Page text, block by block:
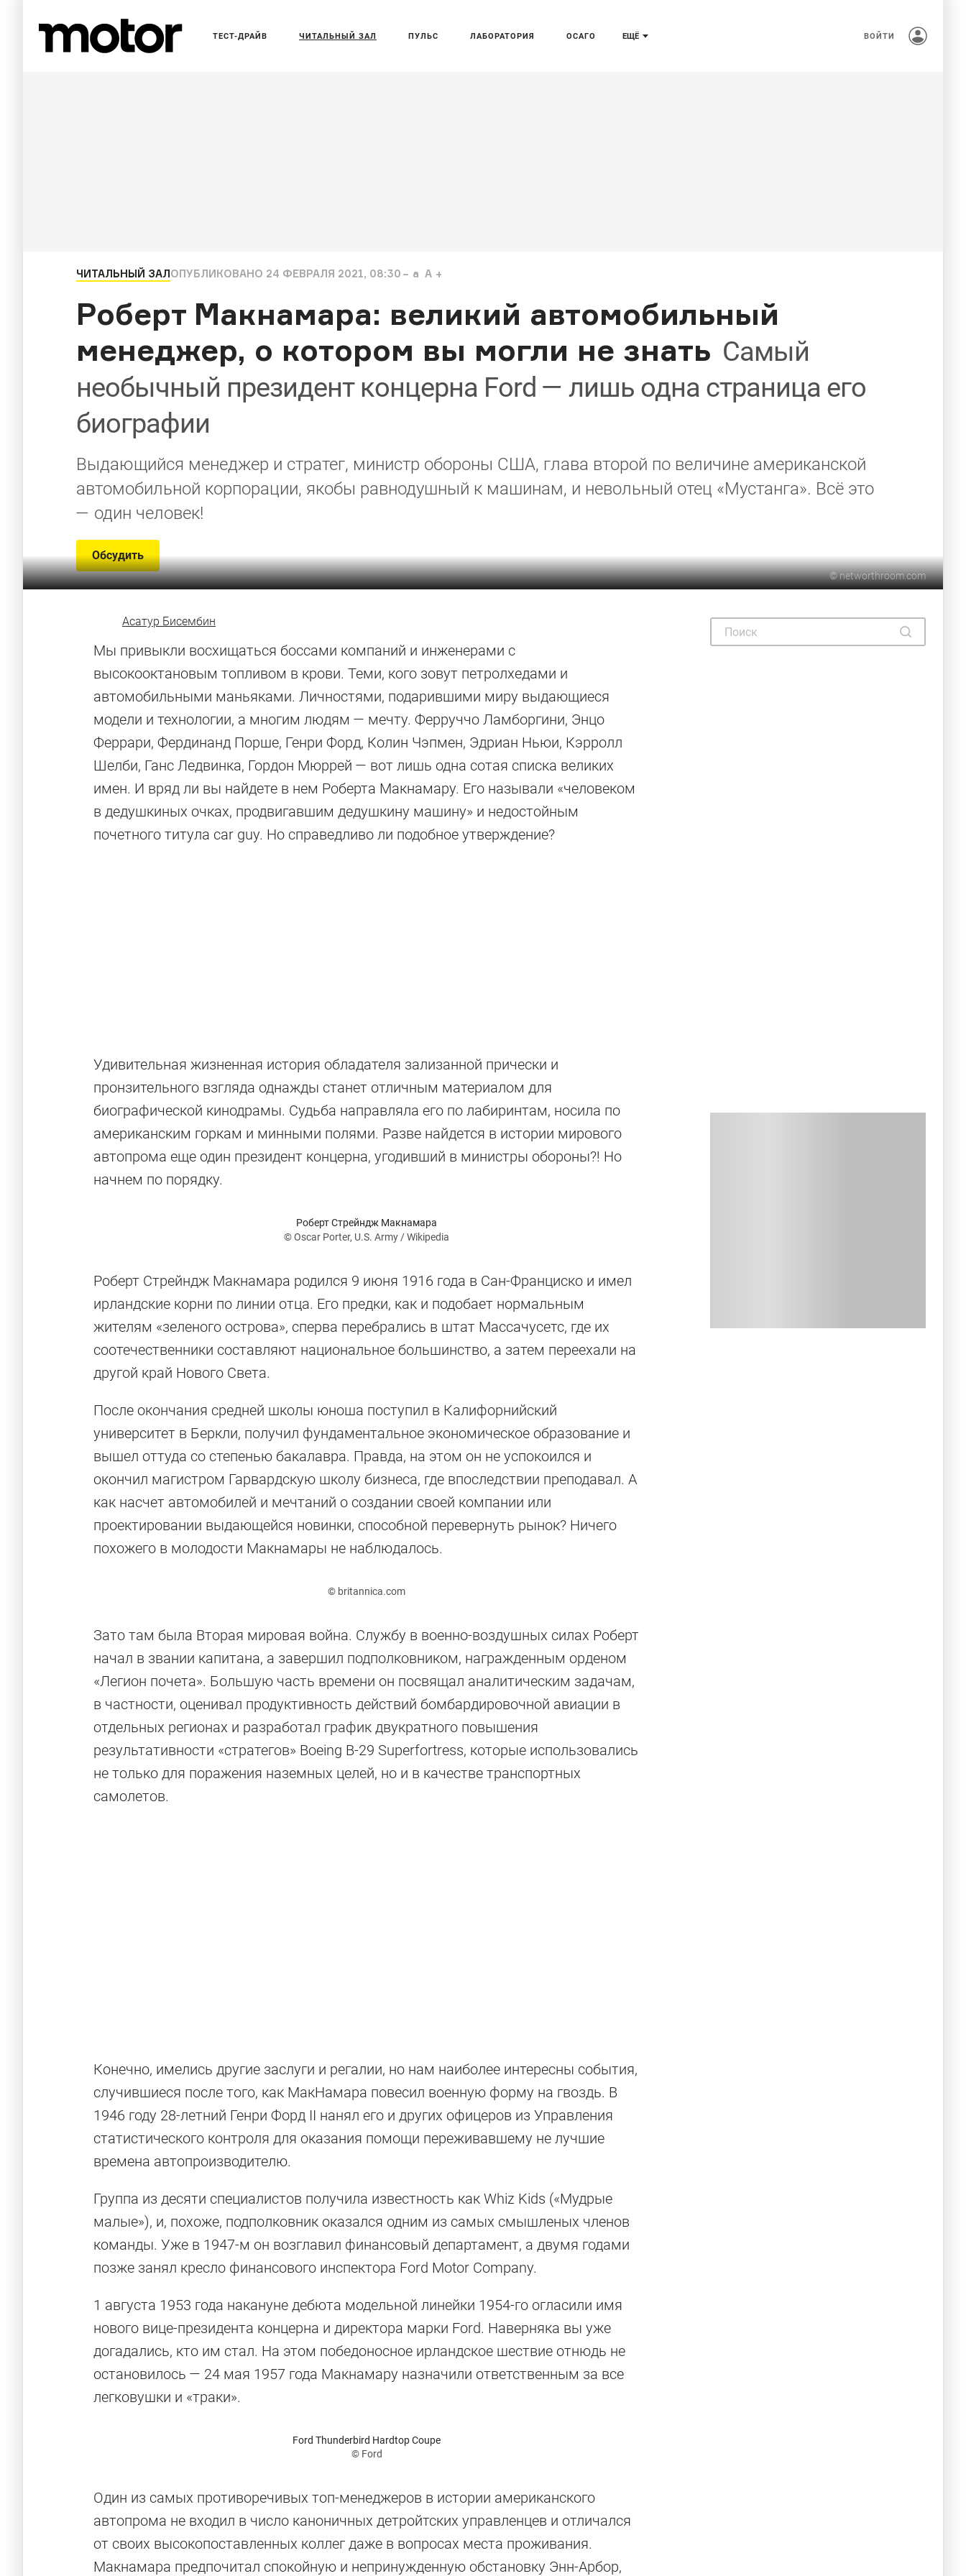
ЕЩЁ
ТЕСТ-ДРАЙВ ЧИТАЛЬНЫЙ ЗАЛ ПУЛЬС ЛАБОРАТОРИЯ ОСАГО ВОЙТИ
ЧИТАЛЬНЫЙ ЗАЛОПУБЛИКОВАНО 24 ФЕВРАЛЯ 2021, 08:30 a A
Роберт Макнамара: великий автомобильный
менеджер, о котором вы могли не знать Самый
необычный президент концерна Ford — лишь одна страница его
биографии
Выдающийся менеджер и стратег, министр обороны США, глава второй по величине американской
автомобильной корпорации, якобы равнодушный к машинам, и невольный отец «Мустанга». Всё это
— один человек!
Обсудить
©networthroom.com
Асатур Бисембин
Мы привыкли восхищаться боссами компаний и инженерами с
высокооктановым топливом в крови. Теми, кого зовут петролхедами и
автомобильными маньяками. Личностями, подарившими миру выдающиеся
модели и технологии, а многим людям — мечту. Ферруччо Ламборгини, Энцо
Феррари, Фердинанд Порше, Генри Форд, Колин Чэпмен, Эдриан Ньюи, Кэрролл
Шелби, Ганс Ледвинка, Гордон Мюррей — вот лишь одна сотая списка великих
имен. И вряд ли вы найдете в нем Роберта Макнамару. Его называли «человеком
в дедушкиных очках, продвигавшим дедушкину машину» и недостойным
почетного титула car guy. Но справедливо ли подобное утверждение?
Удивительная жизненная история обладателя зализанной прически и
пронзительного взгляда однажды станет отличным материалом для
биографической кинодрамы. Судьба направляла его по лабиринтам, носила по
американским горкам и минными полями. Разве найдется в истории мирового
автопрома еще один президент концерна, угодивший в министры обороны?! Но
начнем по порядку.
Роберт Стрейндж Макнамара
© Oscar Porter, U.S. Army / Wikipedia
Роберт Стрейндж Макнамара родился 9 июня 1916 года в Сан-Франциско и имел
ирландские корни по линии отца. Его предки, как и подобает нормальным
жителям «зеленого острова», сперва перебрались в штат Массачусетс, где их
соотечественники составляют национальное большинство, а затем переехали на
другой край Нового Света.
После окончания средней школы юноша поступил в Калифорнийский
университет в Беркли, получил фундаментальное экономическое образование и
вышел оттуда со степенью бакалавра. Правда, на этом он не успокоился и
окончил магистром Гарвардскую школу бизнеса, где впоследствии преподавал. А
как насчет автомобилей и мечтаний о создании своей компании или
проектировании выдающейся новинки, способной перевернуть рынок? Ничего
похожего в молодости Макнамары не наблюдалось.
© britannica.com
Зато там была Вторая мировая война. Службу в военно-воздушных силах Роберт
начал в звании капитана, а завершил подполковником, награжденным орденом
«Легион почета». Большую часть времени он посвящал аналитическим задачам,
в частности, оценивал продуктивность действий бомбардировочной авиации в
отдельных регионах и разработал график двукратного повышения
результативности «стратегов» Boeing B-29 Superfortress, которые использовались
не только для поражения наземных целей, но и в качестве транспортных
самолетов.
Конечно, имелись другие заслуги и регалии, но нам наиболее интересны события,
случившиеся после того, как МакНамара повесил военную форму на гвоздь. В
1946 году 28-летний Генри Форд II нанял его и других офицеров из Управления
статистического контроля для оказания помощи переживавшему не лучшие
времена автопроизводителю.
Группа из десяти специалистов получила известность как Whiz Kids («Мудрые
малые»), и, похоже, подполковник оказался одним из самых смышленых членов
команды. Уже в 1947-м он возглавил финансовый департамент, а двумя годами
позже занял кресло финансового инспектора Ford Motor Company.
1 августа 1953 года накануне дебюта модельной линейки 1954-го огласили имя
нового вице-президента концерна и директора марки Ford. Наверняка вы уже
догадались, кто им стал. На этом победоносное ирландское шествие отнюдь не
остановилось — 24 мая 1957 года Макнамару назначили ответственным за все
легковушки и «траки».
Ford Thunderbird Hardtop Coupe
© Ford
Один из самых противоречивых топ-менеджеров в истории американского
автопрома не входил в число каноничных детройтских управленцев и отличался
от своих высокопоставленных коллег даже в вопросах места проживания.
Макнамара предпочитал спокойную и непринужденную обстановку Энн-Арбор,